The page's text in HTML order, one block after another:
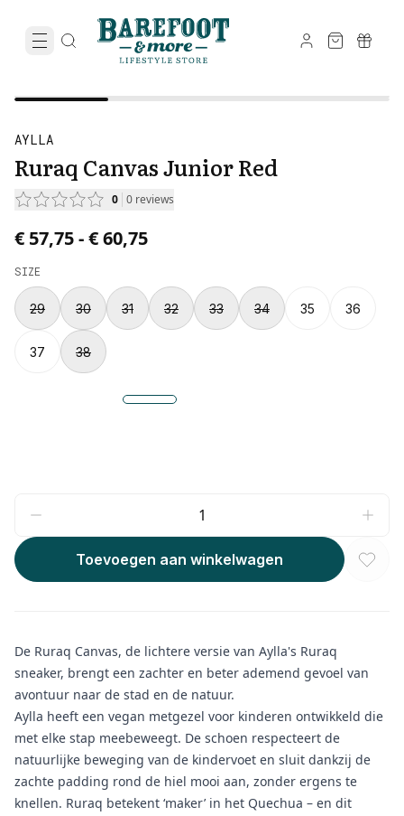
AYLLA
Ruraq Canvas Junior Red
0 0 reviews
Price from € 57,75 to € 60,75.
€ 57,75-€ 60,75
SIZE
29 30 31 32 33 34 35 36
37 38
Toevoegen aan winkelwagen
De Ruraq Canvas, de lichtere versie van Aylla's Ruraq
sneaker, brengt een zachter en beter ademend gevoel van
avontuur naar de stad en de natuur.
Aylla heeft een vegan metgezel voor kinderen ontwikkeld die
met elke stap meebeweegt. De schoen respecteert de
natuurlijke beweging van de kindervoet en sluit dankzij de
zachte padding rond de hiel mooi aan, zonder ergens te
knellen. Ruraq betekent ‘maker’ in het Quechua – en dit